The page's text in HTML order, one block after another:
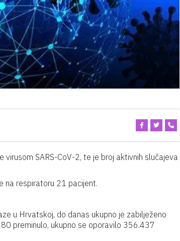
SARS-CoV-2, te je broj aktivnih slučajeva
na respiratoru 21 pacijent.
u Hrvatskoj, do danas ukupno je zabilježeno
preminulo, ukupno se oporavilo 356.437